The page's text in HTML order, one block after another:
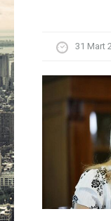
31 Mart